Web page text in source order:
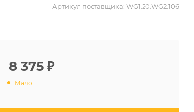
Артикул поставщика: WG1.20.WG2.106
8 375 ₽
Мало